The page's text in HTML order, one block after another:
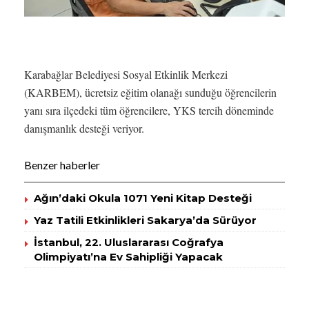
Karabağlar Belediyesi Sosyal Etkinlik Merkezi
(KARBEM), ücretsiz eğitim olanağı sunduğu öğrencilerin
yanı sıra ilçedeki tüm öğrencilere, YKS tercih döneminde
danışmanlık desteği veriyor.
Benzer haberler
Ağın’daki Okula 1071 Yeni Kitap Desteği
Yaz Tatili Etkinlikleri Sakarya’da Sürüyor
İstanbul, 22. Uluslararası Coğrafya
Olimpiyatı’na Ev Sahipliği Yapacak